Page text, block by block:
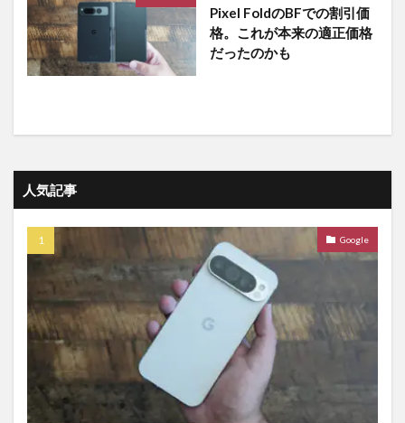
Pixel FoldのBFでの割引価
格。これが本来の適正価格
だったのかも
人気記事
Google